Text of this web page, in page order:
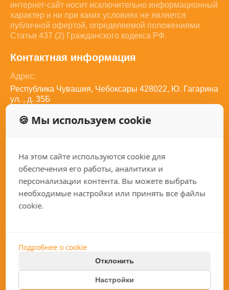
интернет-сайт носит исключительно информационный
характер и ни при каких условиях не является
публичной офертой, определяемой положениями
Статьи 437 (2) Гражданского кодекса РФ.
Контактная информация
Адрес:
Республика Чувашия, Чебоксары 428022, Ю. Гагарина
ул. , д. 35Б
8 (800) 350-27-82
Социальные сети:
Фрезерные станки
Хонинговальные станки
Шлифовальное оборудование
О компании
Политика конфиденциальности
🍪 Мы используем cookie
На этом сайте используются cookie для
обеспечения его работы, аналитики и
персонализации контента. Вы можете выбрать
необходимые настройки или принять все файлы
cookie.
Подробнее о cookie
Отклонить
Настройки